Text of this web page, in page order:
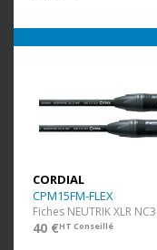
CORDIAL
CPM15FM-FLEX
40 €HT Conseillé